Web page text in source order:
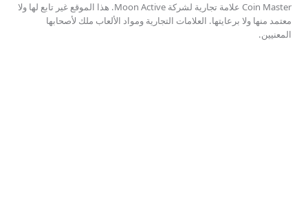
Coin Master علامة تجارية لشركة Moon Active. هذا الموقع غير تابع لها ولا
معتمد منها ولا برعايتها. العلامات التجارية ومواد الألعاب ملك لأصحابها
المعنيين.